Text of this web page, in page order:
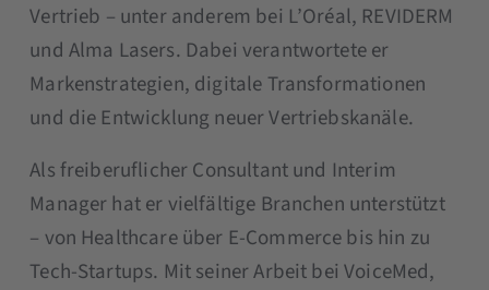
Vertrieb – unter anderem bei L’Oréal, REVIDERM
und Alma Lasers. Dabei verantwortete er
Markenstrategien, digitale Transformationen
und die Entwicklung neuer Vertriebskanäle.
Als freiberuflicher Consultant und Interim
Manager hat er vielfältige Branchen unterstützt
– von Healthcare über E-Commerce bis hin zu
Tech-Startups. Mit seiner Arbeit bei VoiceMed,